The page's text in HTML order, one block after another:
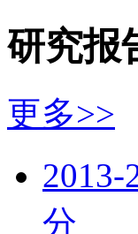
研究报
更多>>
分